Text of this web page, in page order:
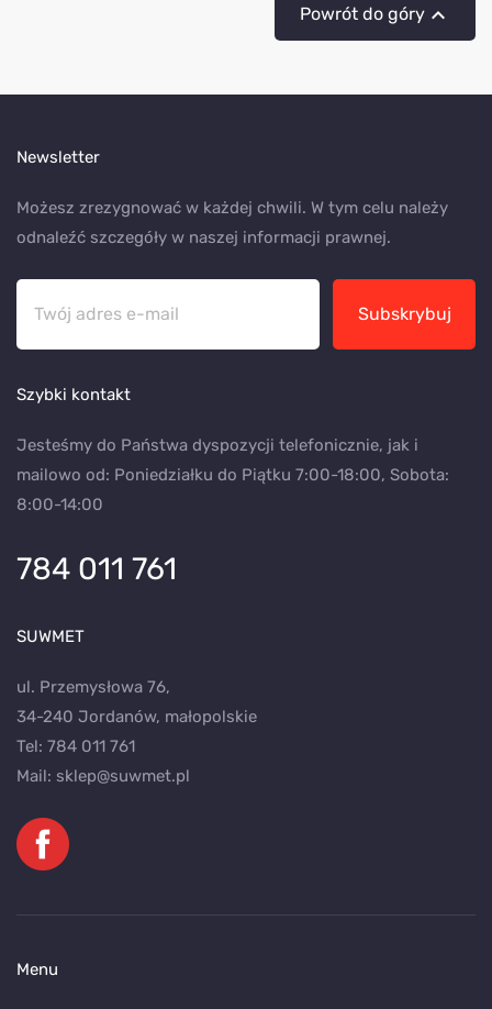
Powrót do góry
Newsletter
Możesz zrezygnować w każdej chwili. W tym celu należy
odnaleźć szczegóły w naszej informacji prawnej.
Subskrybuj
Szybki kontakt
Jesteśmy do Państwa dyspozycji telefonicznie, jak i
mailowo od: Poniedziałku do Piątku 7:00-18:00, Sobota:
8:00-14:00
784 011 761
SUWMET
ul. Przemysłowa 76,
34-240 Jordanów, małopolskie
Tel: 784 011 761
Mail: sklep@suwmet.pl
Menu